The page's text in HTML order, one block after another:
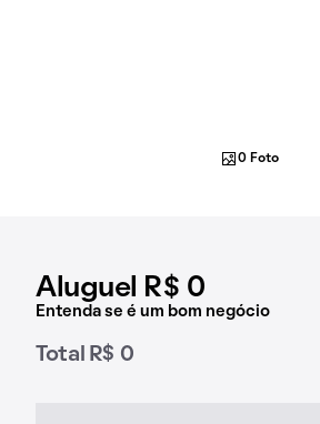
Aluguel R$ 0
Entenda se é um bom negócio
Total R$ 0
0 Foto